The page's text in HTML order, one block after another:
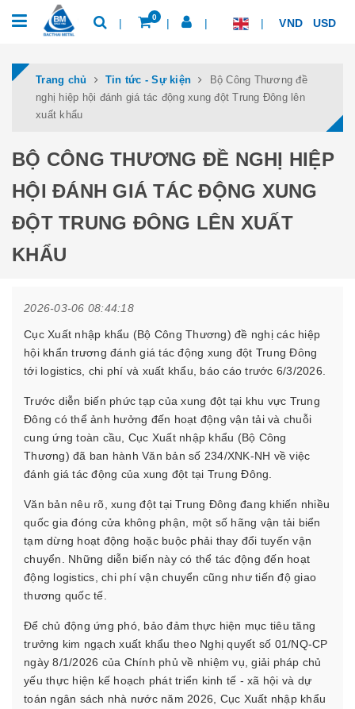
0 VND USD
Trang chủ Tin tức - Sự kiện
Bộ Công Thương đề
nghị hiệp hội đánh giá tác động xung đột Trung Đông lên
xuất khẩu
BỘ CÔNG THƯƠNG ĐỀ NGHỊ HIỆP
HỘI ĐÁNH GIÁ TÁC ĐỘNG XUNG
ĐỘT TRUNG ĐÔNG LÊN XUẤT
KHẨU
2026-03-06 08:44:18
Cục Xuất nhập khẩu (Bộ Công Thương) đề nghị các hiệp
hội khẩn trương đánh giá tác động xung đột Trung Đông
tới logistics, chi phí và xuất khẩu, báo cáo trước 6/3/2026.
Trước diễn biến phức tạp của xung đột tại khu vực Trung
Đông có thể ảnh hưởng đến hoạt động vận tải và chuỗi
cung ứng toàn cầu, Cục Xuất nhập khẩu (Bộ Công
Thương) đã ban hành Văn bản số 234/XNK-NH về việc
đánh giá tác động của xung đột tại Trung Đông.
Văn bản nêu rõ, xung đột tại Trung Đông đang khiến nhiều
quốc gia đóng cửa không phận, một số hãng vận tải biển
tạm dừng hoạt động hoặc buộc phải thay đổi tuyến vận
chuyển. Những diễn biến này có thể tác động đến hoạt
động logistics, chi phí vận chuyển cũng như tiến độ giao
thương quốc tế.
Để chủ động ứng phó, bảo đảm thực hiện mục tiêu tăng
trưởng kim ngạch xuất khẩu theo Nghị quyết số 01/NQ-CP
ngày 8/1/2026 của Chính phủ về nhiệm vụ, giải pháp chủ
yếu thực hiện kế hoạch phát triển kinh tế - xã hội và dự
toán ngân sách nhà nước năm 2026, Cục Xuất nhập khẩu